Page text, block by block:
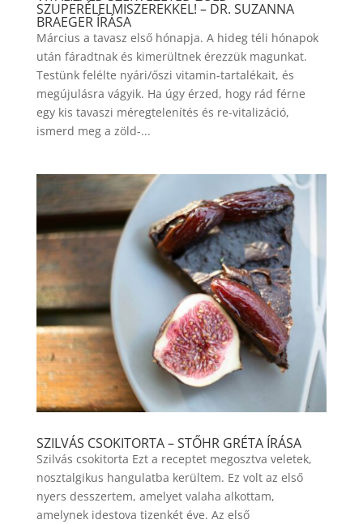
SZUPERÉLELMISZEREKKEL! – DR. SUZANNA
BRAEGER ÍRÁSA
Március a tavasz első hónapja. A hideg téli hónapok
után fáradtnak és kimerültnek érezzük magunkat.
Testünk felélte nyári/őszi vitamin-tartalékait, és
megújulásra vágyik. Ha úgy érzed, hogy rád férne
egy kis tavaszi méregtelenítés és re-vitalizáció,
ismerd meg a zöld-...
SZILVÁS CSOKITORTA – STŐHR GRÉTA ÍRÁSA
Szilvás csokitorta Ezt a receptet megosztva veletek,
nosztalgikus hangulatba kerültem. Ez volt az első
nyers desszertem, amelyet valaha alkottam,
amelynek idestova tizenkét éve. Az első